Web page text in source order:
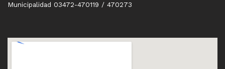
Municipalidad 03472-470119 / 470273